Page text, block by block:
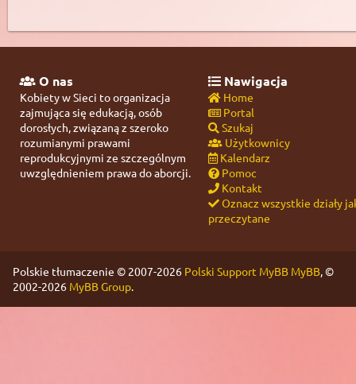
O nas
Kobiety w Sieci to organizacja
zajmująca się edukacją, osób
dorosłych, związaną z szeroko
rozumianymi prawami
reprodukcyjnymi ze szczególnym
uwzględnieniem prawa do aborcji.
Nawigacja
Home
Portal
Szukaj
Użytkownicy
Kalendarz
Pomoc
Kontakt
Oznacz wszystkie działy
przeczytane
Polskie tłumaczenie © 2007-2026 Polski Support MyBB MyBB, ©
2002-2026 MyBB Group.